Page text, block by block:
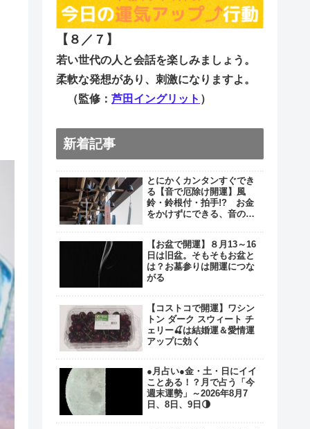
【８／７ 】
若い世代の人と会話を楽しみましょう。
柔軟な発想があり、刺激になりますよ。
（監修： 芦田イングリット ）
新着記事
とにかくカンタンすぐでき
る【音で厄除け開運】風
鈴・鈴根付・拍手!? お金
をかけずにできる、音の厄
【お盆で開運】８月13～16
日は旧盆。そもそもお盆と
は？お墓参りは開運につな
がる
【コストコで開運】ワシン
トン ダーク スウィート チ
ェリー🍒は結婚運＆愛情運
アップに効く
●月占い●金・土・日にイイ
ことある！？月で占う「今
週末運勢」～2026年8月7
日、8日、9日🌗